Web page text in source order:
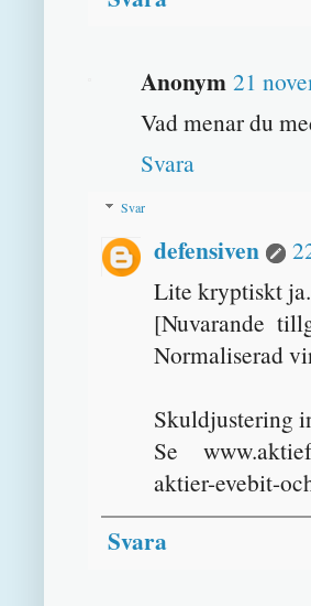
Anonym 21
Vad menar du
Svara
Svar
defensiven
Lite kryptiskt
[Nuvarande
Normaliserad
Skuldjustering
Se
aktier-evebit-
Svara